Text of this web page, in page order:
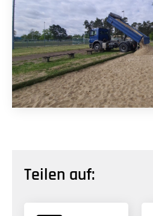
Teilen auf: